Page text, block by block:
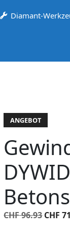
Diamant-
ANGEBOT
CHF96.93 CHF